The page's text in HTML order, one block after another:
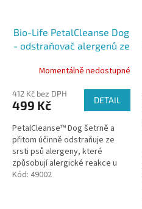
Bio-Life PetalCleanse Dog
- odstraňovač alergenů ze
Momentálně nedostupné
412 Kč bez DPH
499 Kč DETAIL
PetalCleanse™ Dog šetrně a
přitom účinně odstraňuje ze
srsti psů alergeny, které
způsobují alergické reakce u
lidí, jako jsou kýchání, sípavý
Kód: 49002